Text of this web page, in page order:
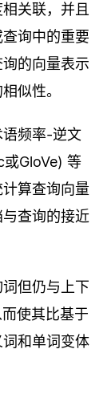
关联，并且
询中的重要
的向量表示
似性。
频率-逆文
GloVe) 等
算查询向量
查询的接近
但仍与上下
使其比基于
和单词变体